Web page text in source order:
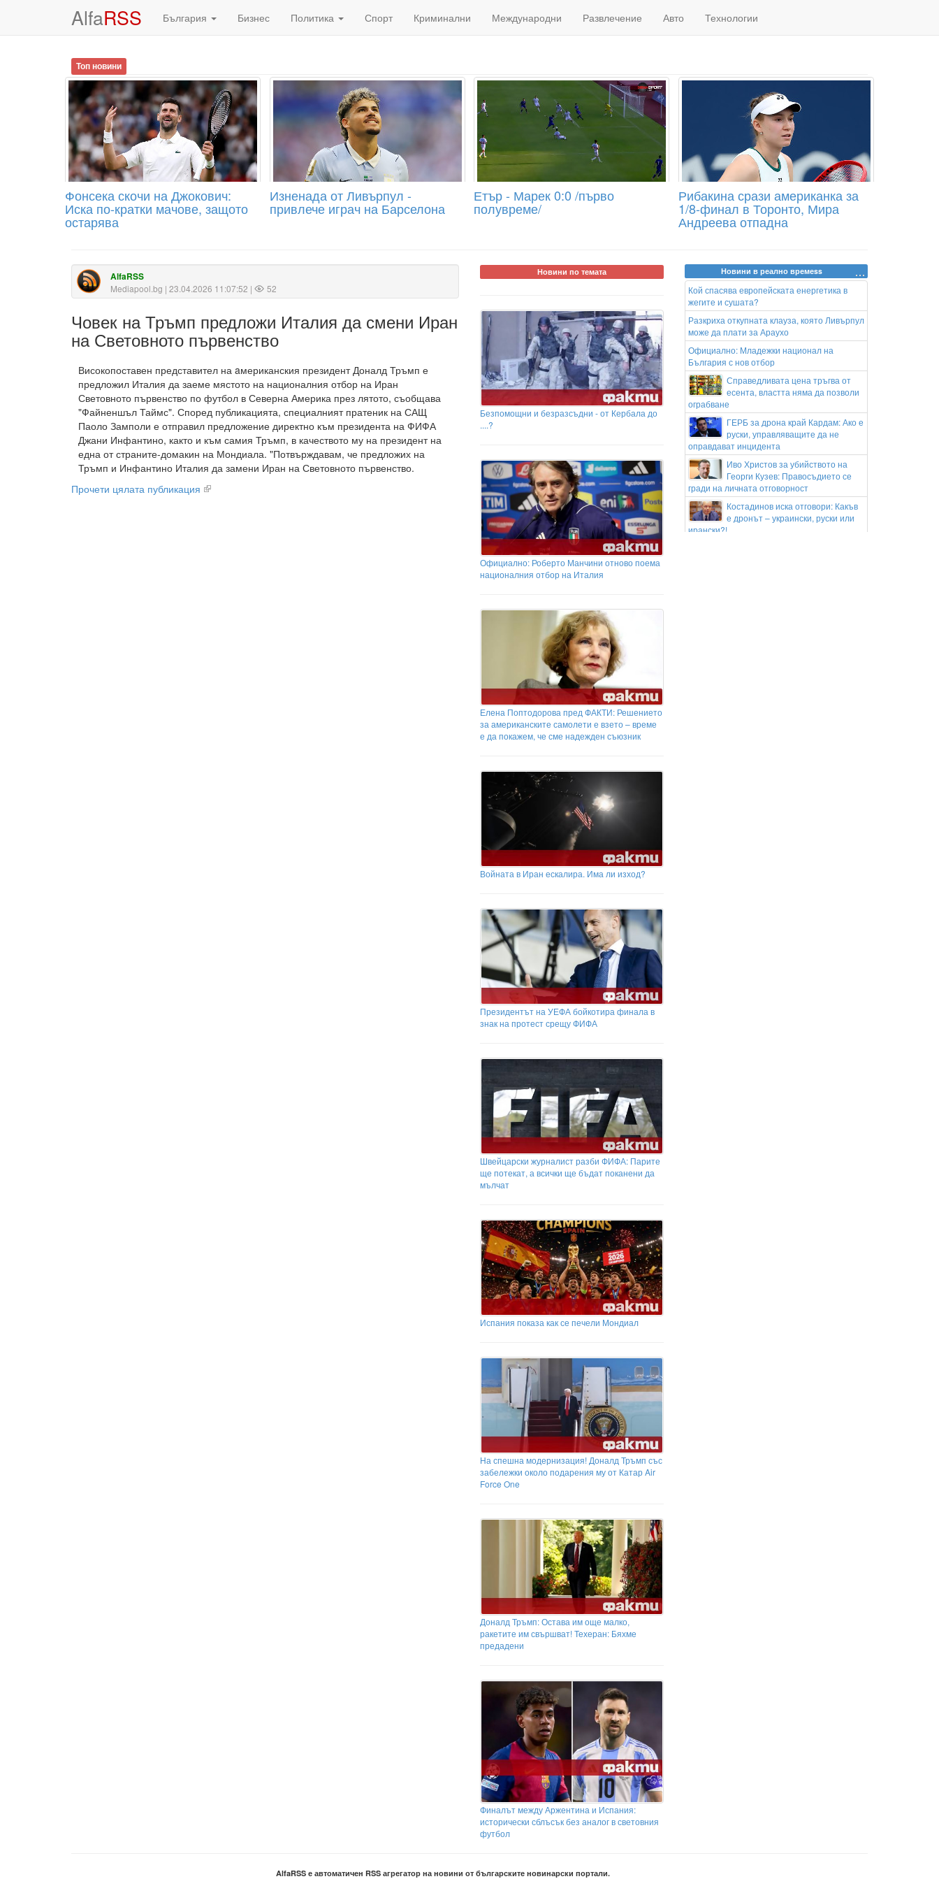
AlfaRSS България Бизнес Политика Спорт Криминални Международни Развлечение Авто Технологии
Топ новини
Фонсека скочи на Джокович:
Иска по-кратки мачове, защото
остарява
Изненада от Ливърпул -
привлече играч на Барселона
Етър - Марек 0:0 /първо
полувреме/
Рибакина срази американка за
1/8-финал в Торонто, Мира
Андреева отпадна
AlfaRSS
Mediapool.bg | 23.04.2026 11:07:52 | 52
Човек на Тръмп предложи Италия да смени Иран
на Световното първенство
Високопоставен представител на aмериканския президент Доналд Тръмп е
предложил Италия да заеме мястото на националния отбор на Иран
Световното първенство по футбол в Северна Америка през лятото, съобщава
"Файненшъл Таймс". Според публикацията, специалният пратеник на САЩ
Паоло Замполи е отправил предложение директно към президента на ФИФА
Джани Инфантино, както и към самия Тръмп, в качеството му на президент на
една от страните-домакин на Мондиала. "Потвърждавам, че предложих на
Тръмп и Инфантино Италия да замени Иран на Световното първенство.
Прочети цялата публикация
Новини по темата
Безпомощни и безразсъдни - от Кербала до
....?
Официално: Роберто Манчини отново поема
националния отбор на Италия
Елена Поптодорова пред ФАКТИ: Решението
за американските самолети е взето – време
е да покажем, че сме надежден съюзник
Войната в Иран ескалира. Има ли изход?
Президентът на УЕФА бойкотира финала в
знак на протест срещу ФИФА
Швейцарски журналист разби ФИФА: Парите
ще потекат, а всички ще бъдат поканени да
мълчат
Испания показа как се печели Мондиал
На спешна модернизация! Доналд Тръмп със
забележки около подарения му от Катар Air
Force One
Доналд Тръмп: Остава им още малко,
ракетите им свършват! Техеран: Бяхме
предадени
Финалът между Аржентина и Испания:
исторически сблъсък без аналог в световния
футбол
Новини в реално времеss
Кой спасява европейската енергетика в
жегите и сушата?
Разкриха откупната клауза, която Ливърпул
може да плати за Араухо
Официално: Младежки национал на
България с нов отбор
Справедливата цена тръгва от
есента, властта няма да позволи
ограбване
ГЕРБ за дрона край Кардам: Ако е
руски, управляващите да не
оправдават инцидента
Иво Христов за убийството на
Георги Кузев: Правосъдието се
гради на личната отговорност
Костадинов иска отговори: Какъв
е дронът – украински, руски или
ирански?!
AlfaRSS е автоматичен RSS агрегатор на новини от българските новинарски портали.